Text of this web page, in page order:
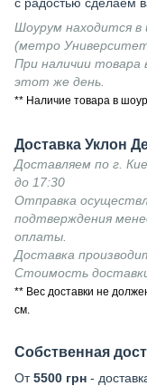
Шоурум находится в
(метро
При наличии товара
этот же день.
** Наличие товара в
Доставка Уклон
Доставляем по г.
до 17:30
Отправка
подтверждения
оплаты.
Доставка
Стоимость
** Вес доставки не
см.
Собственная
От5500 грн -